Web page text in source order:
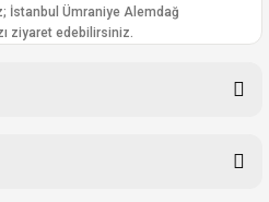
İstanbul Ümraniye Alemdağ
ziyaret edebilirsiniz.